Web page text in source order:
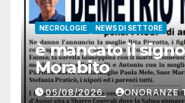
NECROLOGIE NEWS DI SETTORE
è mancato il
Morabito
05/08/2026 ONORANZE